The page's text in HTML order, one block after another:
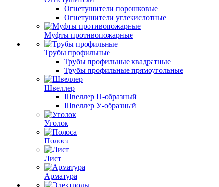
Огнетушители порошковые
Огнетушители углекислотные
Муфты противопожарные
Трубы профильные
Трубы профильные квадратные
Трубы профильные прямоугольные
Швеллер
Швеллер П-образный
Швеллер У-образный
Уголок
Полоса
Лист
Арматура